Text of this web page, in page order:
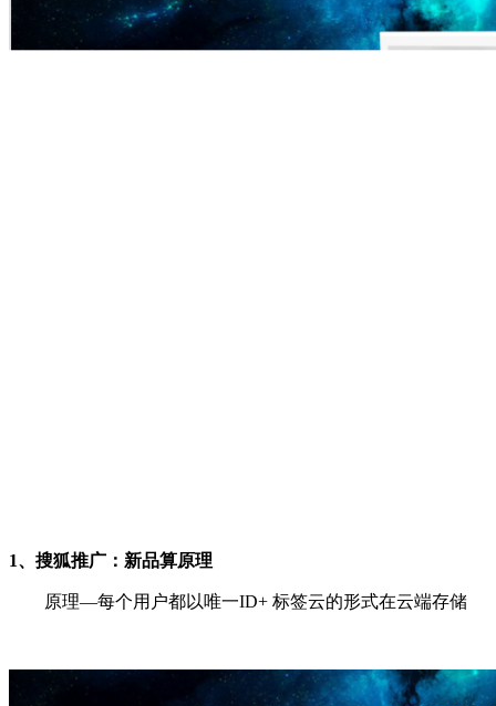
1、搜狐推广：新品算原理
原理—每个用户都以唯一ID+ 标签云的形式在云端存储